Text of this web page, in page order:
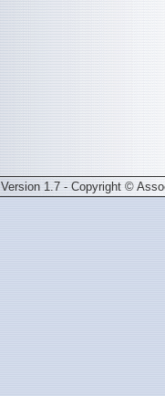
Version 1.7 - Copyright ©